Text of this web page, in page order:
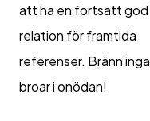
att ha en fortsatt god
relation för framtida
referenser. Bränn inga
broar i onödan!